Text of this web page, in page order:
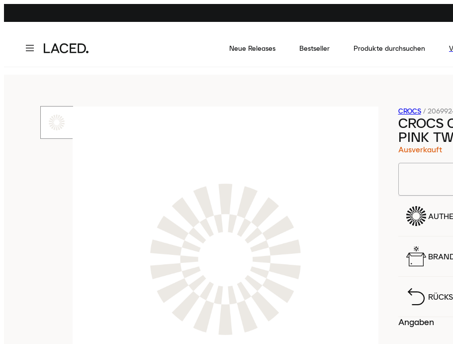
Neue Releases Bestseller Produkte durchsuchen
CROCS /
CROCS
PINK
Ausverkauft
Angaben